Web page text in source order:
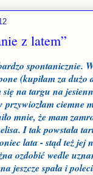
z latem”
spontanicznie.
(kupiłam za dużo
się na targu na
ciemne
mnie, że mam
I tak powstała
lata - stąd też jej
ozdobić wedle
jeszcze spała i